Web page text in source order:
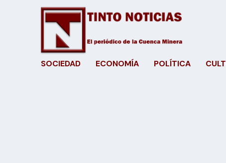
SOCIEDAD ECONOMÍA POLÍTICA